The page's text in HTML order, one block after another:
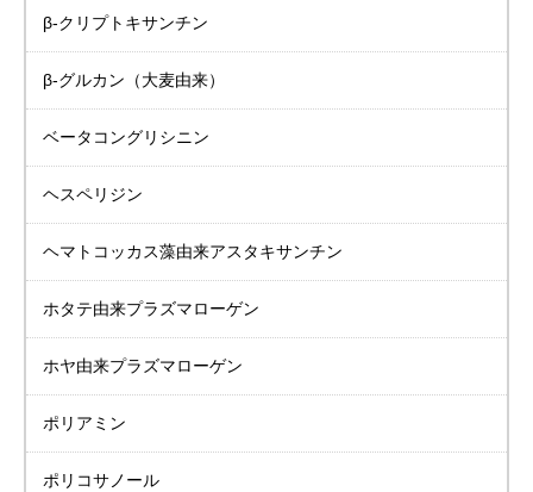
β-クリプトキサンチン
β-グルカン（大麦由来）
ベータコングリシニン
ヘスペリジン
ヘマトコッカス藻由来アスタキサンチン
ホタテ由来プラズマローゲン
ホヤ由来プラズマローゲン
ポリアミン
ポリコサノール